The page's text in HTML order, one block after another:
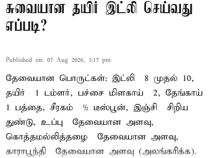
சுவையான தயிர் இட்லி செய்வது
எப்படி?
Published on: 07 Aug 2026, 3:17 pm
தேவையான பொருட்கள்: இட்லி – 8 முதல் 10,
தயிர் – 1 டம்ளர், பச்சை மிளகாய் – 2, தேங்காய் –
1 பத்தை, சீரகம் – ½ டீஸ்பூன், இஞ்சி – சிறிய
துண்டு, உப்பு – தேவையான அளவு,
கொத்தமல்லித்தழை – தேவையான அளவு,
காராபூந்தி – தேவையான அளவு (அலங்கரிக்க).